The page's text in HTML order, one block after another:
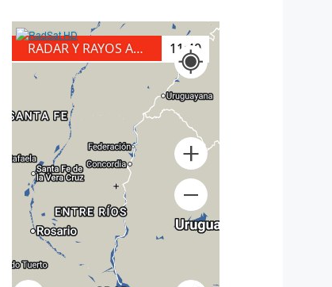
RADAR Y RAYOS A TIERRA 12:10
+